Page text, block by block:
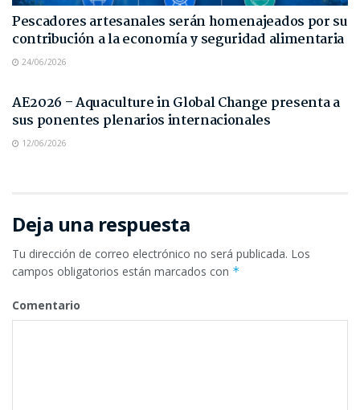
Pescadores artesanales serán homenajeados por su
contribución a la economía y seguridad alimentaria
24/06/2026
AE2026 – Aquaculture in Global Change presenta a
sus ponentes plenarios internacionales
12/06/2026
Deja una respuesta
Tu dirección de correo electrónico no será publicada. Los
campos obligatorios están marcados con *
Comentario